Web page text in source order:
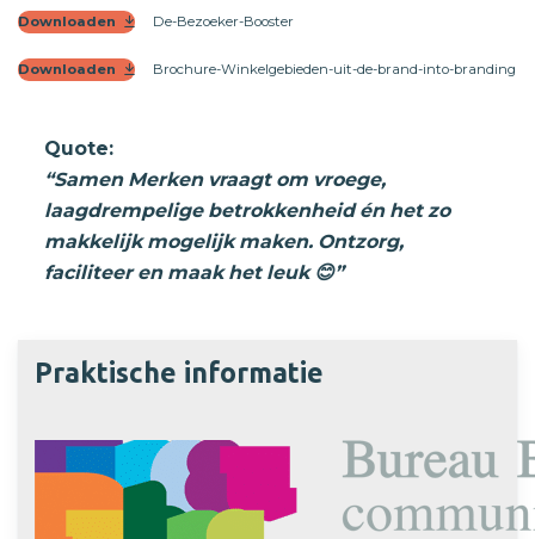
De-Bezoeker-Booster
Downloaden
Brochure-Winkelgebieden-uit-de-brand-into-branding
Downloaden
Quote:
“Samen Merken vraagt om vroege,
laagdrempelige betrokkenheid én het zo
makkelijk mogelijk maken. Ontzorg,
faciliteer en maak het leuk 😊”
Praktische informatie